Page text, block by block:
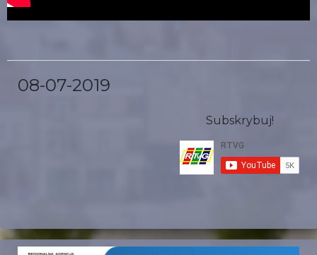
08-07-2019
Subskrybuj!